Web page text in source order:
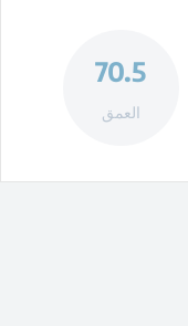
70.5
العمق